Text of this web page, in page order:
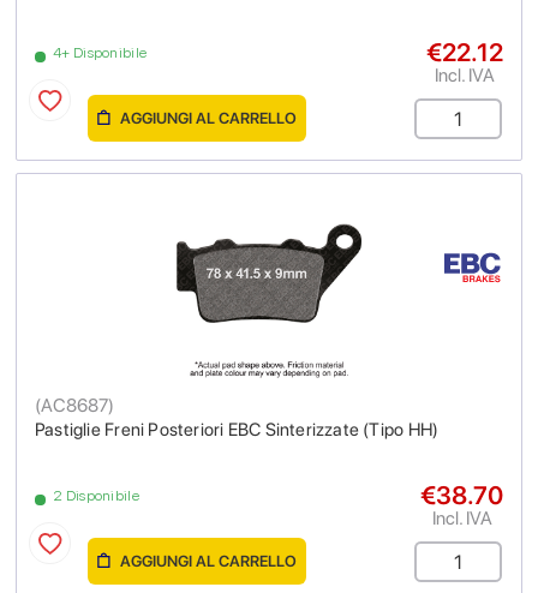
4+ Disponibile €22.12
Incl. IVA
AGGIUNGI AL CARRELLO
Pastiglie Freni Posteriori EBC Sinterizzate (Tipo HH)
(AC8687)
2 Disponibile €38.70
Incl. IVA
AGGIUNGI AL CARRELLO